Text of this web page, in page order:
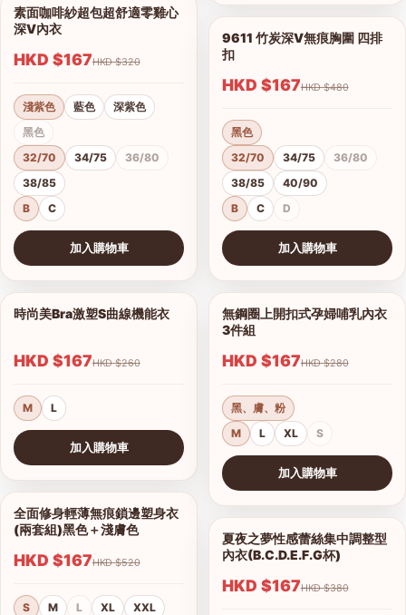
1/14
素面咖啡紗超包超舒適零雞心
深V內衣
HKD $167 HKD $320
淺紫色 藍色
深紫色
黑色
32/70
34/75
36/80
38/85
B
C
加入購物車
1/2
查看圖片
時尚美Bra激塑S曲線機能衣
HKD $167 HKD $260
M L
加入購物車
1/10
查看圖片
全面修身輕薄無痕鎖邊塑身衣
(兩套組)黑色＋淺膚色
HKD $167 HKD $520
S M L XL
XXL
1/7
9611 竹炭深V無痕胸圍 四排
扣
HKD $167 HKD $480
黑色
32/70
34/75
36/80
38/85
40/90
B
C D
加入購物車
1/3
查看圖片
無鋼圈上開扣式孕婦哺乳內衣
3件組
HKD $167 HKD $280
黑、膚、粉
M
L XL S
加入購物車
1/15
查看圖片
夏夜之夢性感蕾絲集中調整型
內衣(B.C.D.E.F.G杯)
HKD $167 HKD $380
港澳中文